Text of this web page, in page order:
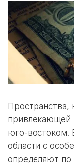
Пространства,
привлекающей
юго-востоком.
области с
определяют